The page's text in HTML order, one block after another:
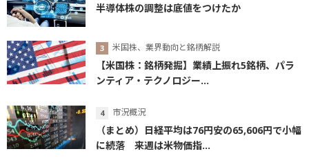
半導体株の調整は底値をつけたか
米国株、業界動向と銘柄解説
【米国株：銘柄発掘】業績上振れ5銘柄、パラ
ンティア・テクノロジー...
市況概況
（まとめ）日経平均は76円安の65,606円で小幅
に続落 来週は米物価指...